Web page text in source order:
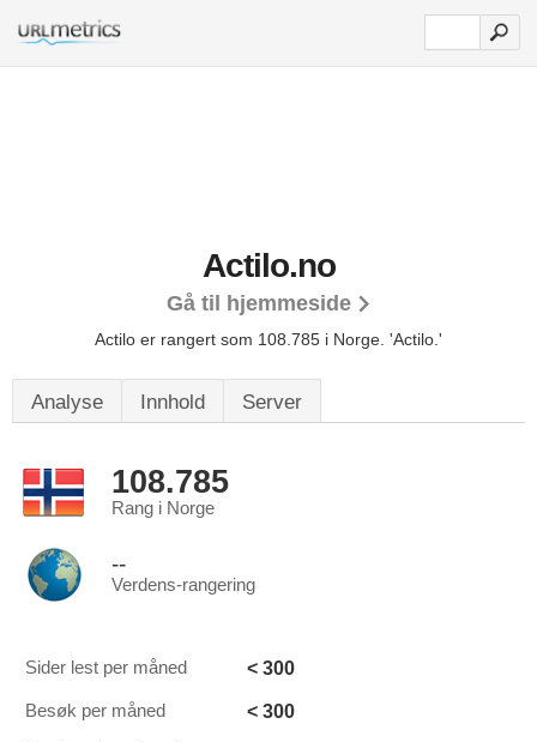
Actilo.no
Gå til hjemmeside
Actilo er rangert som 108.785 i Norge. 'Actilo.'
Analyse Innhold Server
108.785
Rang i Norge
--
Verdens-rangering
Sider lest per måned < 300
Besøk per måned < 300